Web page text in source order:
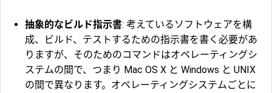
抽象的なビルド指示書: 考えているソフトウェアを構
成、ビルド、テストするための指示書を書く必要があ
りますが、そのためのコマンドはオペレーティングシ
ステムの間で、つまり Mac OS X と Windows と UNIX
の間で異なります。オペレーティングシステムごとに